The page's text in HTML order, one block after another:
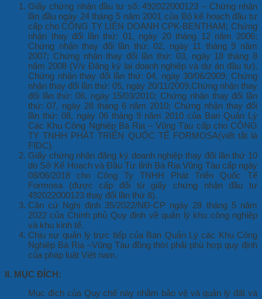
Giấy chứng nhận đầu tư số: 492022000123 – Chứng nhận
lần đầu ngày 24 tháng 5 năm 2001 của Bộ kế hoạch đầu tư
cấp cho CÔNG TY LIÊN DOANH CPK-BENTHAM; Chứng
nhận thay đổi lần thứ: 01, ngày 20 tháng 12 năm 2006;
Chứng nhận thay đổi lần thứ: 02, ngày 11 tháng 9 năm
2007; Chứng nhận thay đổi lần thứ: 03, ngày 18 tháng 8
năm 2008 (V/v Đăng ký lại doanh nghiệp và dự án đầu tư),
Chứng nhận thay đổi lần thứ: 04, ngày 30/06/2009; Chứng
nhận thay đổi lần thứ: 05, ngày 20/11/2009,Chứng nhận thay
đổi lần thứ: 06, ngày 15/03/2010; Chứng nhận thay đổi lần
thứ: 07, ngày 28 tháng 6 năm 2010; Chứng nhận thay đổi
lần thứ: 08, ngày 06 tháng 9 năm 2010 của Ban Quản Lý
Các Khu Công Nghiệp Bà Rịa – Vũng Tàu cấp cho CÔNG
TY TNHH PHÁT TRIỂN QUỐC TẾ FORMOSA(viết tắt là
FIDC).
Giấy chứng nhận đăng ký doanh nghiệp thay đổi lần thứ 10
do Sở Kế Hoạch và Đầu Tư tỉnh Bà Rịa Vũng Tàu cấp ngày
08/06/2018 cho Công Ty TNHH Phát Triển Quốc Tế
Formosa (được cấp đổi từ giấy chứng nhận đầu tư
492022000123 thay đổi lần thứ 8).
Căn cứ Nghị định 35/2022/NĐ-CP ngày 28 tháng 5 năm
2022 của Chính phủ Quy định về quản lý khu công nghiệp
và khu kinh tế.
Chịu sự quản lý trực tiếp của Ban Quản Lý các Khu Công
Nghiệp Bà Rịa –Vũng Tàu đồng thời phải phù hợp quy định
của pháp luật Việt nam.
II. MỤC ĐÍCH:
Mục đích của Quy chế này nhằm bảo vệ và quản lý đất và